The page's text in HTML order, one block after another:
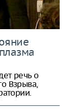
речь о
Взрыва,